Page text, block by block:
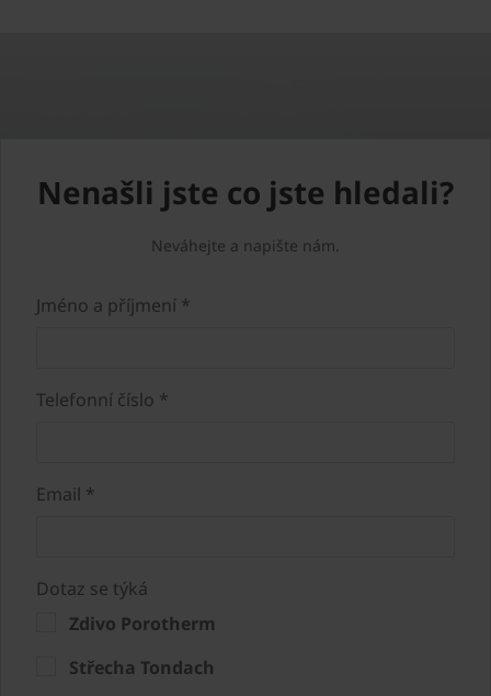
Nenašli jste co jste hledali?
Neváhejte a napište nám.
Jméno a příjmení *
Telefonní číslo *
Email *
Dotaz se týká
Zdivo Porotherm
Střecha Tondach